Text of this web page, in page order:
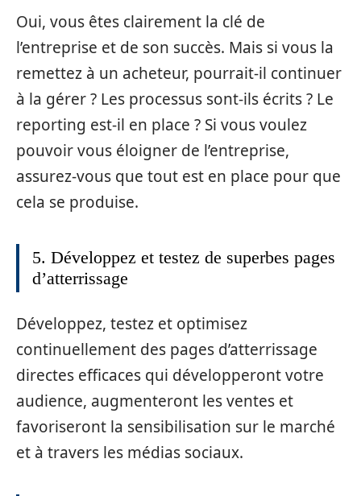
Oui, vous êtes clairement la clé de
l’entreprise et de son succès. Mais si vous la
remettez à un acheteur, pourrait-il continuer
à la gérer ? Les processus sont-ils écrits ? Le
reporting est-il en place ? Si vous voulez
pouvoir vous éloigner de l’entreprise,
assurez-vous que tout est en place pour que
cela se produise.
5. Développez et testez de superbes pages
d’atterrissage
Développez, testez et optimisez
continuellement des pages d’atterrissage
directes efficaces qui développeront votre
audience, augmenteront les ventes et
favoriseront la sensibilisation sur le marché
et à travers les médias sociaux.